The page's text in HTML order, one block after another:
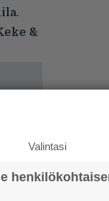
.
&
Valintasi